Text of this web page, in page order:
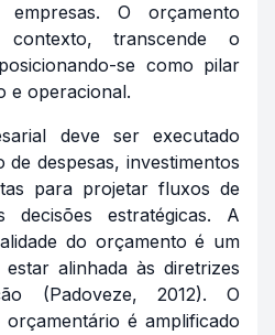
empresas. O orçamento
contexto, transcende o
se como pilar
e operacional.
deve ser executado
despesas, investimentos
para projetar fluxos de
estratégicas. A
do orçamento é um
alinhada às diretrizes
(Padoveze, 2012). O
é amplificado